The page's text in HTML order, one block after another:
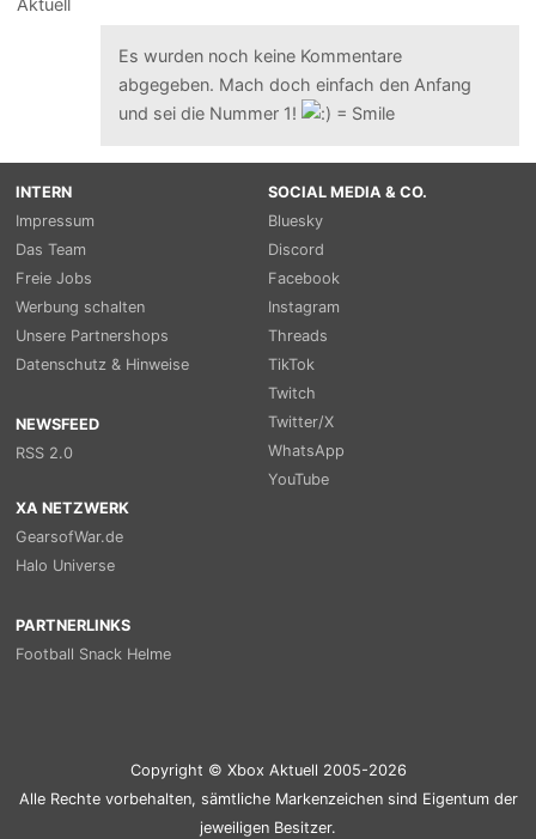
Es wurden noch keine Kommentare
abgegeben. Mach doch einfach den Anfang
und sei die Nummer 1!
INTERN
Impressum
Das Team
Freie Jobs
Werbung schalten
Unsere Partnershops
Datenschutz & Hinweise
NEWSFEED
RSS 2.0
SOCIAL MEDIA & CO.
Bluesky
Discord
Facebook
Instagram
Threads
TikTok
Twitch
Twitter/X
WhatsApp
YouTube
XA NETZWERK
GearsofWar.de
Halo Universe
PARTNERLINKS
Football Snack Helme
Copyright © Xbox Aktuell 2005-2026
Alle Rechte vorbehalten, sämtliche Markenzeichen sind Eigentum der
jeweiligen Besitzer.